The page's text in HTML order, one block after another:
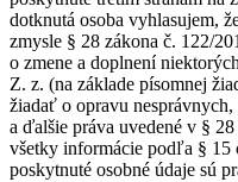
dotknutá osoba vyhlasujem,
zmysle § 28 zákona č. 122/
o zmene a doplnení
Z. z. (na základe písomnej
žiadať o opravu
a ďalšie práva uvedené v §
všetky informácie podľa § 15
poskytnuté osobné údaje sú